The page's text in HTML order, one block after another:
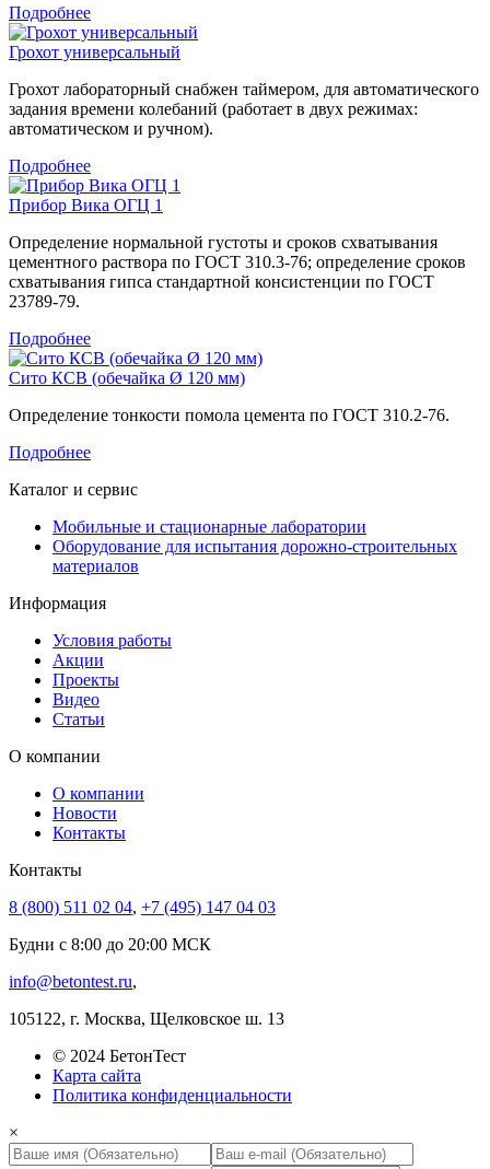
Подробнее
Грохот универсальный
Грохот лабораторный снабжен таймером, для автоматического
задания времени колебаний (работает в двух режимах:
автоматическом и ручном).
Подробнее
Прибор Вика ОГЦ 1
Определение нормальной густоты и сроков схватывания
цементного раствора по ГОСТ 310.3-76; определение сроков
схватывания гипса стандартной консистенции по ГОСТ
23789-79.
Подробнее
Сито КСВ (обечайка Ø 120 мм)
Определение тонкости помола цемента по ГОСТ 310.2-76.
Подробнее
Каталог и сервис
Мобильные и стационарные лаборатории
Оборудование для испытания дорожно-строительных
материалов
Информация
Условия работы
Акции
Проекты
Видео
Статьи
О компании
О компании
Новости
Контакты
Контакты
8 (800) 511 02 04, +7 (495) 147 04 03
Будни с 8:00 до 20:00 МСК
info@betontest.ru,
105122, г. Москва, Щелковское ш. 13
© 2024 БетонТест
Карта сайта
Политика конфиденциальности
×